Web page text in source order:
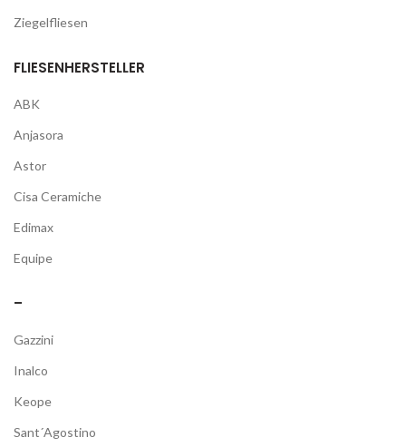
Ziegelfliesen
FLIESENHERSTELLER
ABK
Anjasora
Astor
Cisa Ceramiche
Edimax
Equipe
–
Gazzini
Inalco
Keope
Sant´Agostino